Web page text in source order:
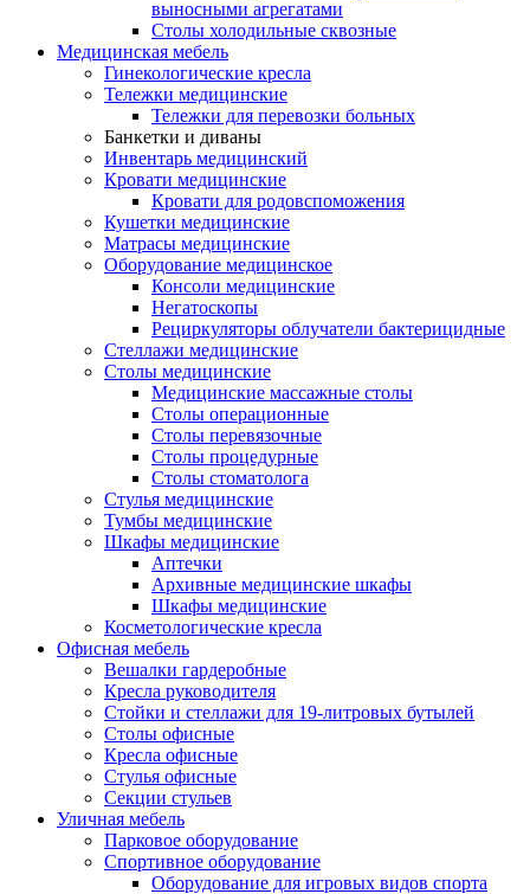
выносными агрегатами
Столы холодильные сквозные
Медицинская мебель
Гинекологические кресла
Тележки медицинские
Тележки для перевозки больных
Банкетки и диваны
Инвентарь медицинский
Кровати медицинские
Кровати для родовспоможения
Кушетки медицинские
Матраcы медицинские
Оборудование медицинское
Консоли медицинские
Негатоскопы
Рециркуляторы облучатели бактерицидные
Стеллажи медицинские
Столы медицинские
Медицинские массажные столы
Столы операционные
Столы перевязочные
Столы процедурные
Столы стоматолога
Стулья медицинские
Тумбы медицинские
Шкафы медицинские
Аптечки
Архивные медицинские шкафы
Шкафы медицинские
Косметологические кресла
Офисная мебель
Вешалки гардеробные
Кресла руководителя
Стойки и стеллажи для 19-литровых бутылей
Столы офисные
Кресла офисные
Стулья офисные
Секции стульев
Уличная мебель
Парковое оборудование
Спортивное оборудование
Оборудование для игровых видов спорта